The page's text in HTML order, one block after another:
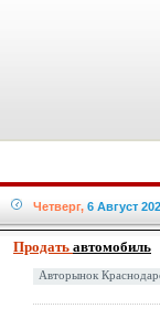
Четверг, 6 Август
Продать автомобиль
Авторынок